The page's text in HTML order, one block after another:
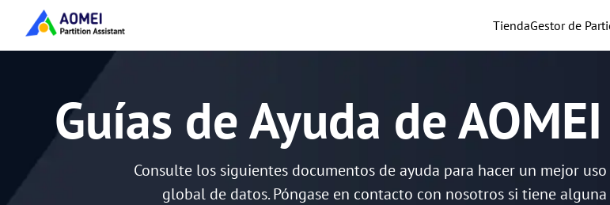
TiendaGestor de
Guías de Ayuda de
Consulte los siguientes documentos de ayuda para hacer un mejor
global de datos. Póngase en contacto con nosotros si tiene